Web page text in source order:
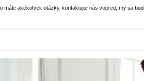
akékoľvek otázky, kontaktujte nás vopred, my sa